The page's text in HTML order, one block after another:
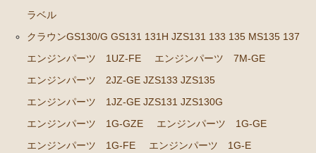
エンジンパーツ 7M-GE
エンジンパーツ 2JZ-GE JZS133 JZS135
エンジンパーツ 1JZ-GE JZS131 JZS130G
エンジンパーツ 1G-GZE
エンジンパーツ 1G-GE
ラベル
クラウンGS130/G GS131 131H JZS131 133 135 MS135 137
エンジンパーツ 1UZ-FE
エンジンパーツ 7M-GE
エンジンパーツ 2JZ-GE JZS133 JZS135
エンジンパーツ 1JZ-GE JZS131 JZS130G
エンジンパーツ 1G-GZE
エンジンパーツ 1G-GE
エンジンパーツ 1G-FE
エンジンパーツ 1G-E